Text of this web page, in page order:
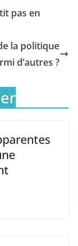
pas en
la politique
d’autres ?